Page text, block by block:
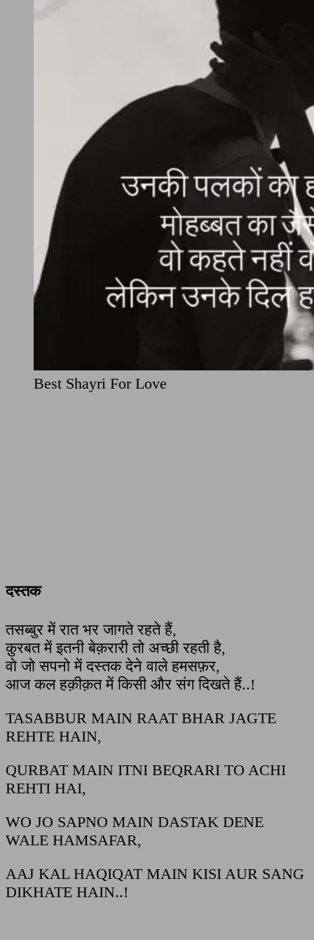
Best Shayri For Love
दस्तक
तसब्बुर में रात भर जागते रहते हैं,
क़ुरबत में इतनी बेक़रारी तो अच्छी रहती है,
वो जो सपनो में दस्तक देने वाले हमसफ़र,
आज कल हक़ीक़त में किसी और संग दिखते हैं..!
TASABBUR MAIN RAAT BHAR JAGTE
REHTE HAIN,
QURBAT MAIN ITNI BEQRARI TO ACHI
REHTI HAI,
WO JO SAPNO MAIN DASTAK DENE
WALE HAMSAFAR,
AAJ KAL HAQIQAT MAIN KISI AUR SANG
DIKHATE HAIN..!